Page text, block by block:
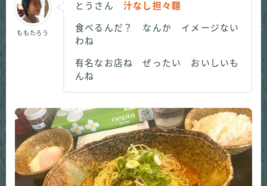
ももたろう
とうさん 汁なし担々麵
食べるんだ？ なんか イメージない
わね
有名なお店ね ぜったい おいしいも
んね